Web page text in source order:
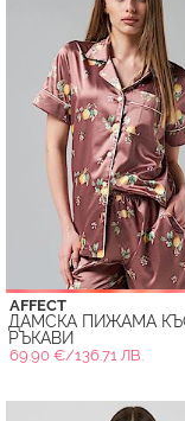
AFFECT
ДАМСКА ПИЖАМА
РЪКАВИ
69.90 €/136.71 ЛВ.